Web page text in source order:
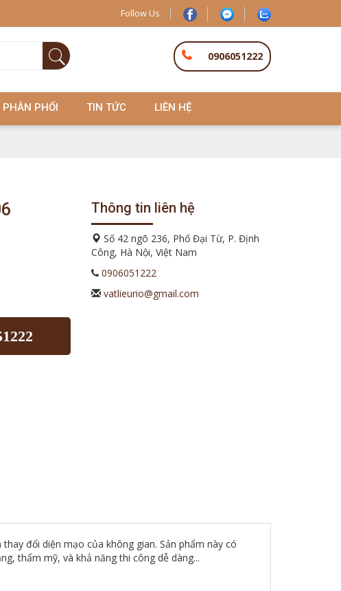
Follow Us
0906051222
PHÂN PHỐI TIN TỨC LIÊN HỆ
Thông tin liên hệ
Số 42 ngõ 236, Phố Đại Từ, P. Định
Công, Hà Nội, Việt Nam
0906051222
vatlieurio@gmail.com
đổi diện mạo của không gian. Sản phẩm này có
thẩm mỹ, và khả năng thi công dễ dàng...